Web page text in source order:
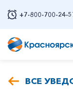
+7-800-700-24-
ВСЕ